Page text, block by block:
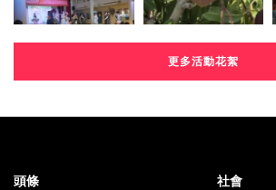
更多活動花絮
頭條 社會